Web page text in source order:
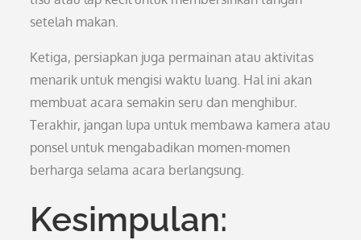
setelah makan.
Ketiga, persiapkan juga permainan atau aktivitas
menarik untuk mengisi waktu luang. Hal ini akan
membuat acara semakin seru dan menghibur.
Terakhir, jangan lupa untuk membawa kamera atau
ponsel untuk mengabadikan momen-momen
berharga selama acara berlangsung.
Kesimpulan: